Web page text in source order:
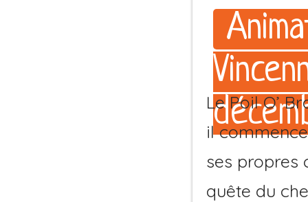
Le Poil O’
il
ses propres
quête du